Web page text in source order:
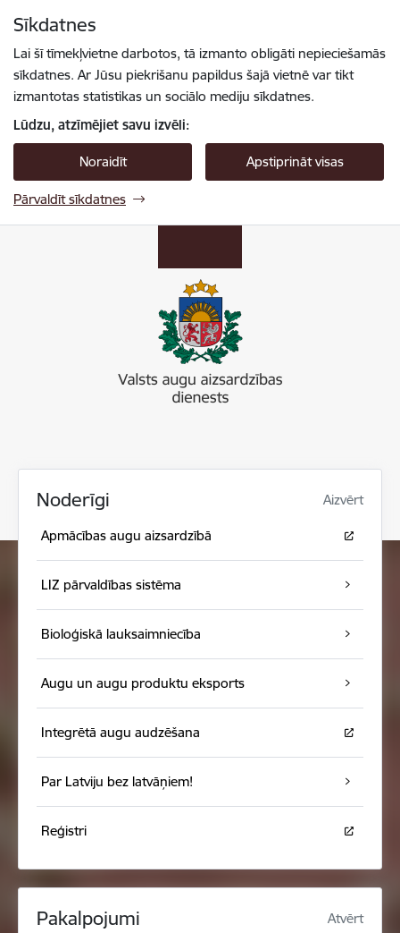
Sīkdatnes
Lai šī tīmekļvietne darbotos, tā izmanto obligāti nepieciešamās
sīkdatnes. Ar Jūsu piekrišanu papildus šajā vietnē var tikt
izmantotas statistikas un sociālo mediju sīkdatnes.
Lūdzu, atzīmējiet savu izvēli:
Noraidīt Apstiprināt visas
Pārvaldīt sīkdatnes
Noderīgi Aizvērt
Apmācības augu aizsardzībā
LIZ pārvaldības sistēma
Bioloģiskā lauksaimniecība
Augu un augu produktu eksports
Integrētā augu audzēšana
Par Latviju bez latvāņiem!
Reģistri
Pakalpojumi Atvērt